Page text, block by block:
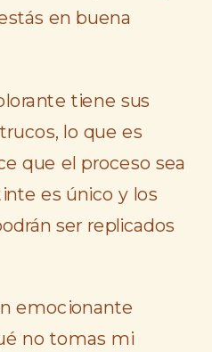
en buena
tiene sus
lo que es
que el proceso sea
es único y los
ser replicados
emocionante
no tomas mi